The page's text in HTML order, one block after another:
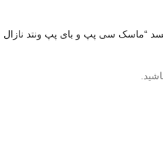
“ماسک سی پپ و بای پپ ونتد نازال